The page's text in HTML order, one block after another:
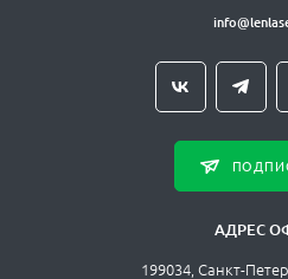
АДРЕС
199034, Санкт-